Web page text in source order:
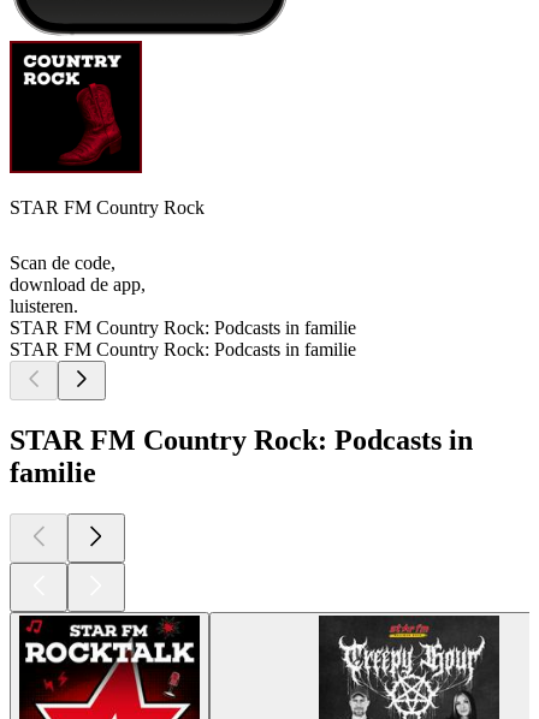
STAR FM Country Rock
Scan de code,
download de app,
luisteren.
STAR FM Country Rock: Podcasts in familie
STAR FM Country Rock: Podcasts in familie
STAR FM Country Rock: Podcasts in
familie